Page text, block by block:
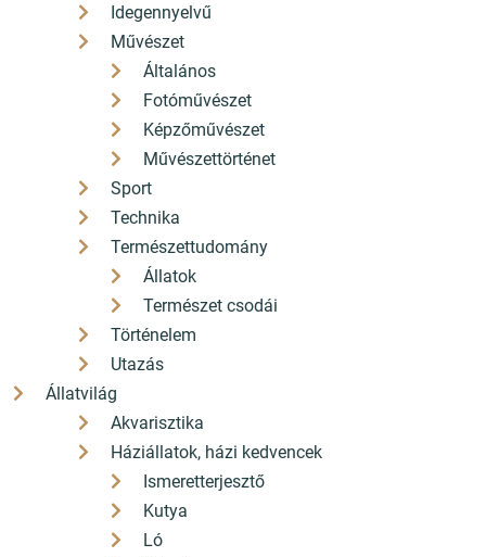
Idegennyelvű
Művészet
Általános
Fotóművészet
Képzőművészet
Művészettörténet
Sport
Technika
Természettudomány
Állatok
Természet csodái
Történelem
Utazás
Állatvilág
Akvarisztika
Háziállatok, házi kedvencek
Ismeretterjesztő
Kutya
Ló
AKCIÓS
France-Euro-
Express Nouveau 2
munkafüzet
2 200 Ft
1 980
Kedvezmény 220 Ft (10%)
ÁFÁ-val, Szállítási költségek
nélkül
Részletek
ÁFÁ-val, Szállítási költségek